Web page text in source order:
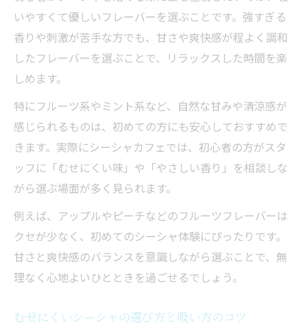
いやすくて優しいフレーバーを選ぶことです。強すぎる
香りや刺激が苦手な方でも、甘さや爽快感が程よく調和
したフレーバーを選ぶことで、リラックスした時間を楽
しめます。
特にフルーツ系やミント系など、自然な甘みや清涼感が
感じられるものは、初めての方にも安心しておすすめで
きます。実際にシーシャカフェでは、初心者の方がスタ
ッフに「むせにくい味」や「やさしい香り」を相談しな
がら選ぶ場面が多く見られます。
例えば、アップルやピーチなどのフルーツフレーバーは
クセが少なく、初めてのシーシャ体験にぴったりです。
甘さと爽快感のバランスを意識しながら選ぶことで、無
理なく心地よいひとときを過ごせるでしょう。
むせにくいシーシャの選び方と吸い方のコツ